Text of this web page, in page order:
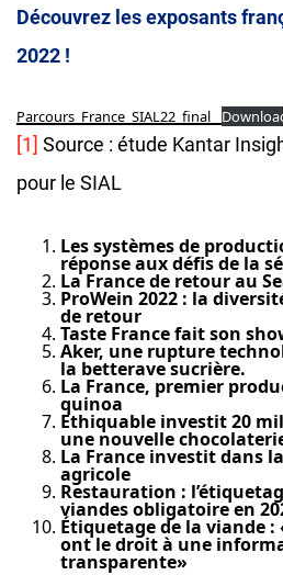
Découvrez les exposants
2022 !
Parcours_France_SIAL22_final
[1] Source : étude Kantar
pour le SIAL
Les systèmes de
réponse aux défis de la
La France de retour au
ProWein 2022 : la
de retour
Taste France fait son
Aker, une rupture
la betterave sucrière.
La France, premier
quinoa
Ethiquable investit 20
une nouvelle
La France investit dans
agricole
Restauration :
viandes obligatoire en
Étiquetage de la viande
ont le droit à une
transparente»